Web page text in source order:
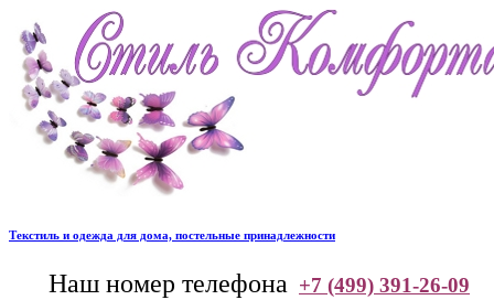
Текстиль и одежда для дома, постельные принадлежности
Наш номер телефона +7 (499) 391-26-09